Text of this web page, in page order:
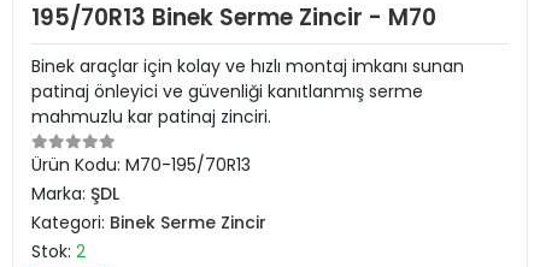
195/70R13 Binek Serme Zincir - M70
Binek araçlar için kolay ve hızlı montaj imkanı sunan
patinaj önleyici ve güvenliği kanıtlanmış serme
mahmuzlu kar patinaj zinciri.
Ürün Kodu: M70-195/70R13
Marka: ŞDL
Kategori: Binek Serme Zincir
Stok: 2